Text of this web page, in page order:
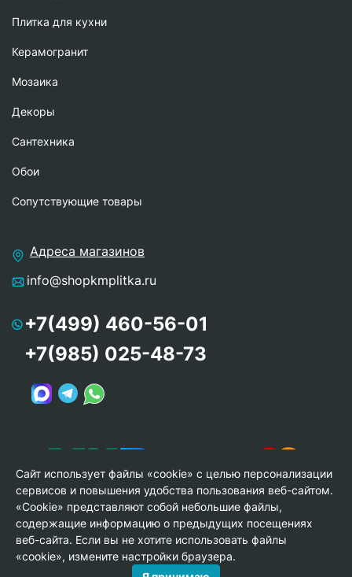
Плитка для кухни
Керамогранит
Мозаика
Декоры
Сантехника
Обои
Сопутствующие товары
Адреса магазинов
info@shopkmplitka.ru
+7(499) 460-56-01
+7(985) 025-48-73
© Copyright 2013-2026 KERAMA MARAZZI, ООО «Гамма
Керамика»
Сайт использует файлы «cookie» с целью персонализации
сервисов и повышения удобства пользования веб-сайтом.
«Cookie» представляют собой небольшие файлы,
содержащие информацию о предыдущих посещениях
веб-сайта. Если вы не хотите использовать файлы
«cookie», измените настройки браузера.